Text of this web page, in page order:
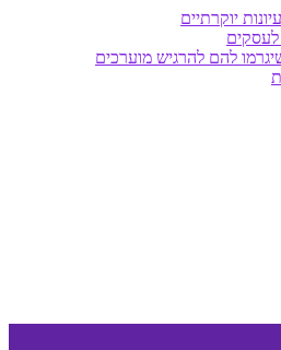
יוקרתיים
לעסקים
להם להרגיש מוערכים